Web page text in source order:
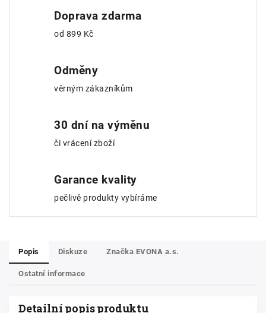
Doprava zdarma
od 899 Kč
Odměny
věrným zákazníkům
30 dní na výměnu
či vrácení zboží
Garance kvality
pečlivě produkty vybíráme
Popis Diskuze Značka EVONA a.s.
Ostatní informace
Detailní popis produktu